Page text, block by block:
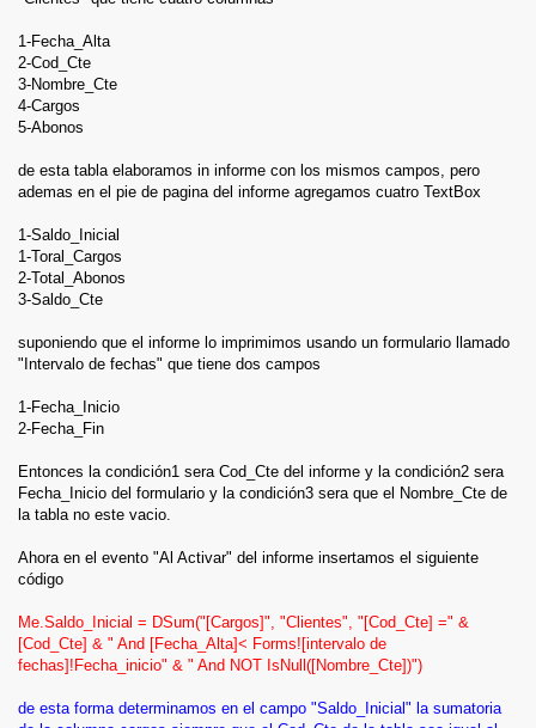
1-Fecha_Alta
2-Cod_Cte
3-Nombre_Cte
4-Cargos
5-Abonos
de esta tabla elaboramos in informe con los mismos campos, pero
ademas en el pie de pagina del informe agregamos cuatro TextBox
1-Saldo_Inicial
1-Toral_Cargos
2-Total_Abonos
3-Saldo_Cte
suponiendo que el informe lo imprimimos usando un formulario llamado
"Intervalo de fechas" que tiene dos campos
1-Fecha_Inicio
2-Fecha_Fin
Entonces la condición1 sera Cod_Cte del informe y la condición2 sera
Fecha_Inicio del formulario y la condición3 sera que el Nombre_Cte de
la tabla no este vacio.
Ahora en el evento "Al Activar" del informe insertamos el siguiente
código
Me.Saldo_Inicial = DSum("[Cargos]", "Clientes", "[Cod_Cte] =" &
[Cod_Cte] & " And [Fecha_Alta]< Forms![intervalo de
fechas]!Fecha_inicio" & " And NOT IsNull([Nombre_Cte])")
de esta forma determinamos en el campo "Saldo_Inicial" la sumatoria